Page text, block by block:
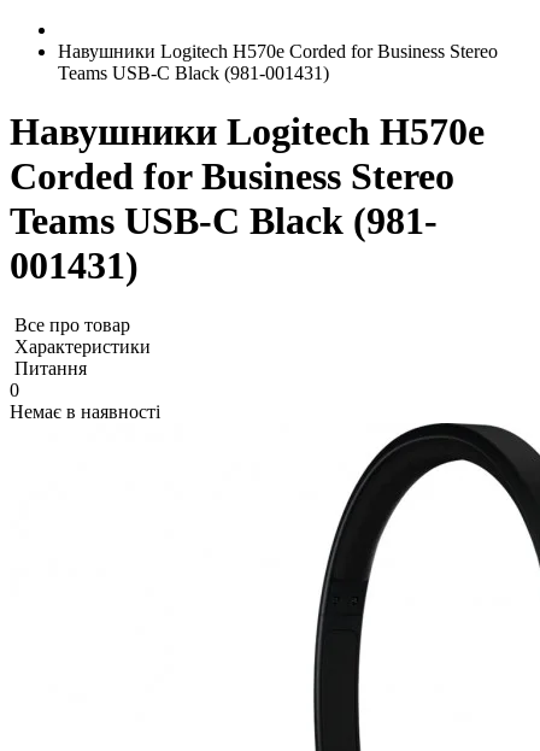
Навушники Logitech H570e Corded for Business Stereo
Teams USB-C Black (981-001431)
Навушники Logitech H570e
Corded for Business Stereo
Teams USB-C Black (981-
001431)
Все про товар
Характеристики
Питання
0
Немає в наявності